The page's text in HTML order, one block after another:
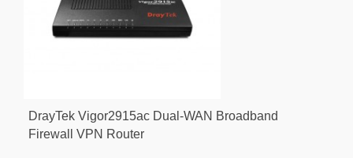
DrayTek Vigor2915ac Dual-WAN Broadband
Firewall VPN Router